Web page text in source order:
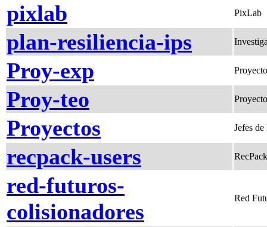
pixlab PixLab
plan-resiliencia-ips
Proy-exp
Proy-teo
Proyectos Jefes
recpack-users
red-futuros-
colisionadores
Red